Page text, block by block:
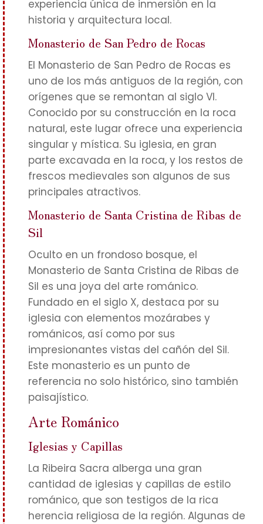
experiencia única de inmersión en la
historia y arquitectura local.
Monasterio de San Pedro de Rocas
El Monasterio de San Pedro de Rocas es
uno de los más antiguos de la región, con
orígenes que se remontan al siglo VI.
Conocido por su construcción en la roca
natural, este lugar ofrece una experiencia
singular y mística. Su iglesia, en gran
parte excavada en la roca, y los restos de
frescos medievales son algunos de sus
principales atractivos.
Monasterio de Santa Cristina de Ribas de
Sil
Oculto en un frondoso bosque, el
Monasterio de Santa Cristina de Ribas de
Sil es una joya del arte románico.
Fundado en el siglo X, destaca por su
iglesia con elementos mozárabes y
románicos, así como por sus
impresionantes vistas del cañón del Sil.
Este monasterio es un punto de
referencia no solo histórico, sino también
paisajístico.
Arte Románico
Iglesias y Capillas
La Ribeira Sacra alberga una gran
cantidad de iglesias y capillas de estilo
románico, que son testigos de la rica
herencia religiosa de la región. Algunas de